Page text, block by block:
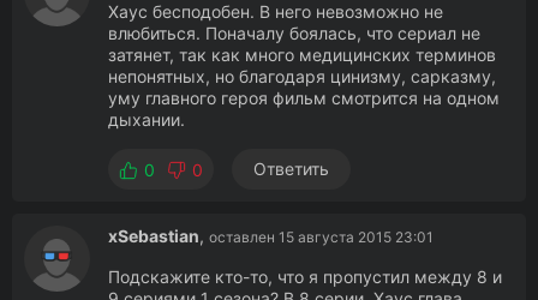
Хаус бесподобен. В него невозможно не
влюбиться. Поначалу боялась, что сериал не
затянет, так как много медицинских терминов
непонятных, но благодаря цинизму, сарказму,
уму главного героя фильм смотрится на одном
дыхании.
0 0 Ответить
xSebastian, оставлен 15 августа 2015 23:01
Подскажите кто-то, что я пропустил между 8 и